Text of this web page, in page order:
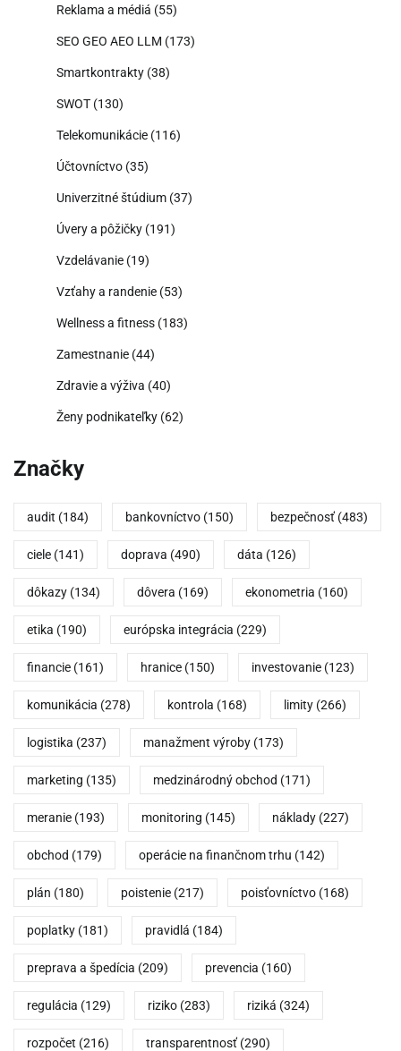
Reklama a médiá (55)
SEO GEO AEO LLM (173)
Smartkontrakty (38)
SWOT (130)
Telekomunikácie (116)
Účtovníctvo (35)
Univerzitné štúdium (37)
Úvery a pôžičky (191)
Vzdelávanie (19)
Vzťahy a randenie (53)
Wellness a fitness (183)
Zamestnanie (44)
Zdravie a výživa (40)
Ženy podnikateľky (62)
Značky
audit (184) bankovníctvo (150) bezpečnosť (483)
ciele (141) doprava (490) dáta (126)
dôkazy (134) dôvera (169) ekonometria (160)
etika (190) európska integrácia (229)
financie (161) hranice (150) investovanie (123)
komunikácia (278) kontrola (168) limity (266)
logistika (237) manažment výroby (173)
marketing (135) medzinárodný obchod (171)
meranie (193) monitoring (145) náklady (227)
obchod (179) operácie na finančnom trhu (142)
plán (180) poistenie (217) poisťovníctvo (168)
poplatky (181) pravidlá (184)
preprava a špedícia (209) prevencia (160)
regulácia (129) riziko (283) riziká (324)
rozpočet (216) transparentnosť (290)